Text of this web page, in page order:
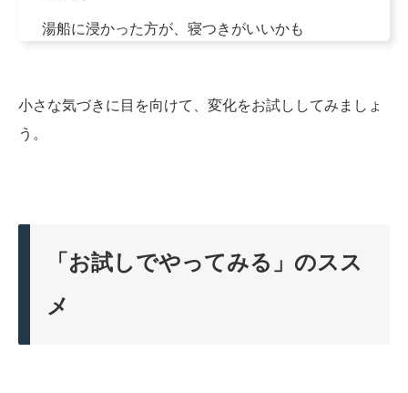
湯船に浸かった方が、寝つきがいいかも
小さな気づきに目を向けて、変化をお試ししてみましょ
う。
「お試しでやってみる」のスス
メ